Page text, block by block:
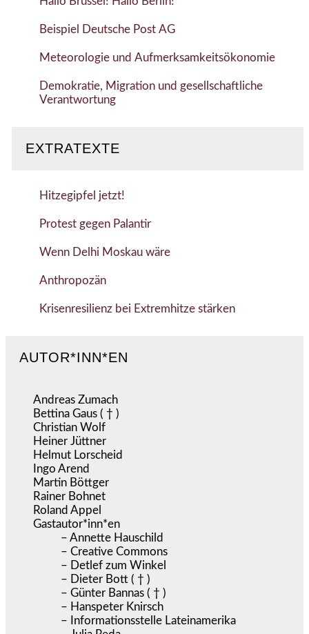
Beispiel Deutsche Post AG
Meteorologie und Aufmerksamkeitsökonomie
Demokratie, Migration und gesellschaftliche
Verantwortung
EXTRATEXTE
Hitzegipfel jetzt!
Protest gegen Palantir
Wenn Delhi Moskau wäre
Anthropozän
Krisenresilienz bei Extremhitze stärken
AUTOR*INN*EN
Andreas Zumach
Bettina Gaus ( † )
Christian Wolf
Heiner Jüttner
Helmut Lorscheid
Ingo Arend
Martin Böttger
Rainer Bohnet
Roland Appel
Gastautor*inn*en
– Annette Hauschild
– Creative Commons
– Detlef zum Winkel
– Dieter Bott ( † )
– Günter Bannas ( † )
– Hanspeter Knirsch
– Informationsstelle Lateinamerika